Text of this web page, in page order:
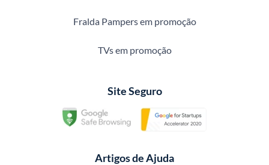
Fralda Pampers em promoção
TVs em promoção
Site Seguro
Artigos de Ajuda